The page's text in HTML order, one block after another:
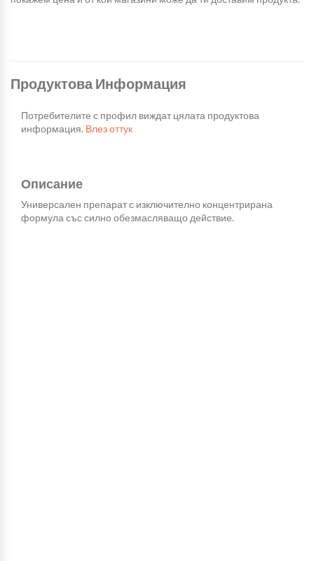
Продуктова Информация
Потребителите с профил виждат цялата продуктова
информация. Влез оттук
Описание
Универсален препарат с изключително концентрирана
формула със силно обезмасляващо действие.